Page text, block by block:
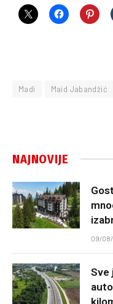
Madi Maid Jabandžić
NAJNOVIJE
09/
Sve